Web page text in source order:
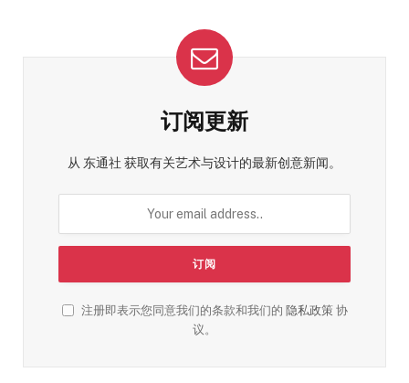
订阅更新
从 东通社 获取有关艺术与设计的最新创意新闻。
注册即表示您同意我们的条款和我们的 隐私政策协
议。